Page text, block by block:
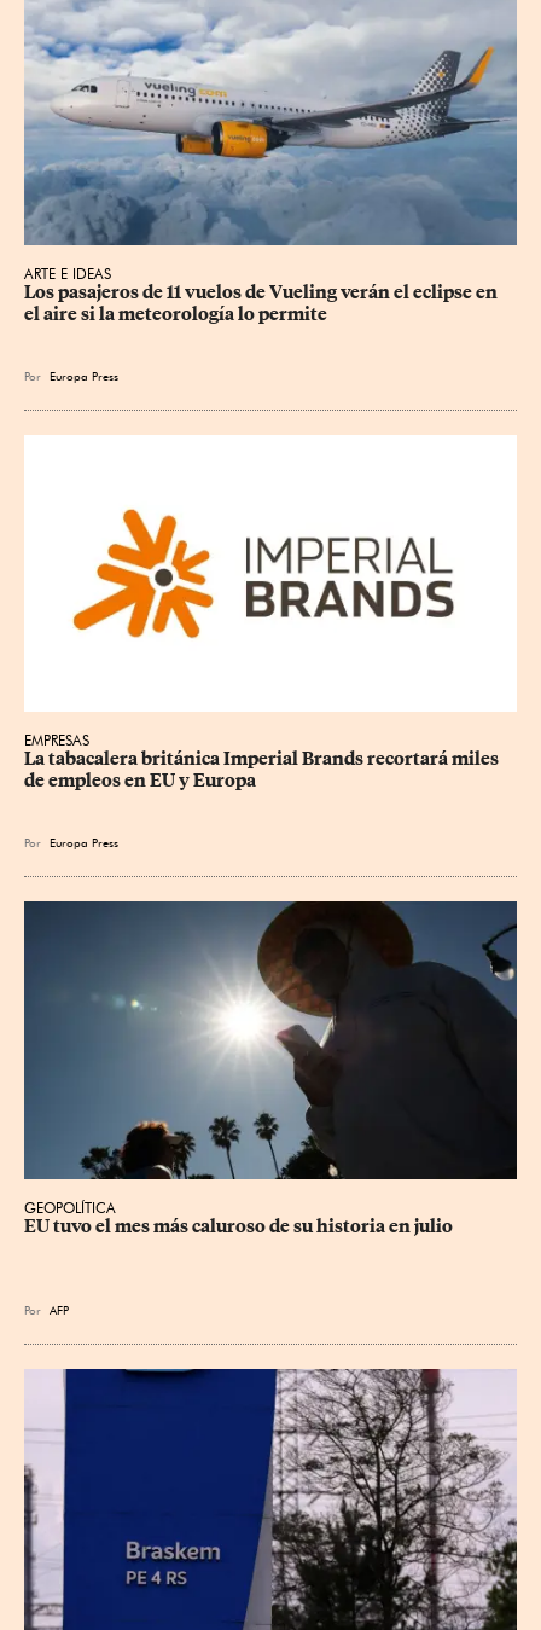
ARTE E IDEAS
Los pasajeros de 11 vuelos de Vueling verán el eclipse en
el aire si la meteorología lo permite
Por Europa Press
EMPRESAS
La tabacalera británica Imperial Brands recortará miles
de empleos en EU y Europa
Por Europa Press
GEOPOLÍTICA
EU tuvo el mes más caluroso de su historia en julio
Por AFP